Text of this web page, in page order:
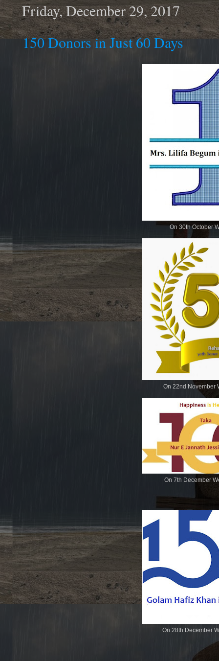
Friday, December 29, 2017
150 Donors in Just 60 Days
On 30th October
On 22nd November
On 7th December
On 28th December